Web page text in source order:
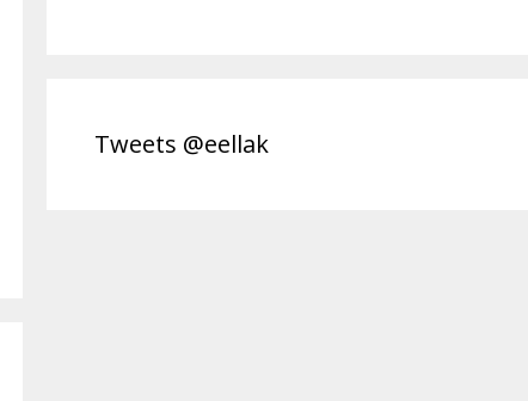
Tweets @eellak